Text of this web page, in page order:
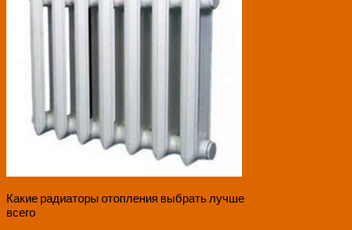
Какие радиаторы отопления выбрать лучше
всего